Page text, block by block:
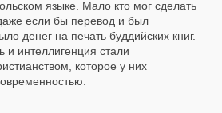
языке. Мало кто мог сделать
если бы перевод и был
денег на печать буддийских книг.
и интеллигенция стали
которое у них